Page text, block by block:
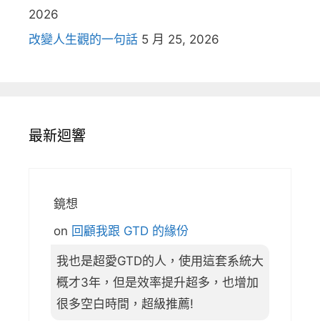
2026
改變人生觀的一句話 5 月 25, 2026
最新迴響
鏡想
on 回顧我跟 GTD 的緣份
我也是超愛GTD的人，使用這套系統大
概才3年，但是效率提升超多，也增加
很多空白時間，超級推薦!